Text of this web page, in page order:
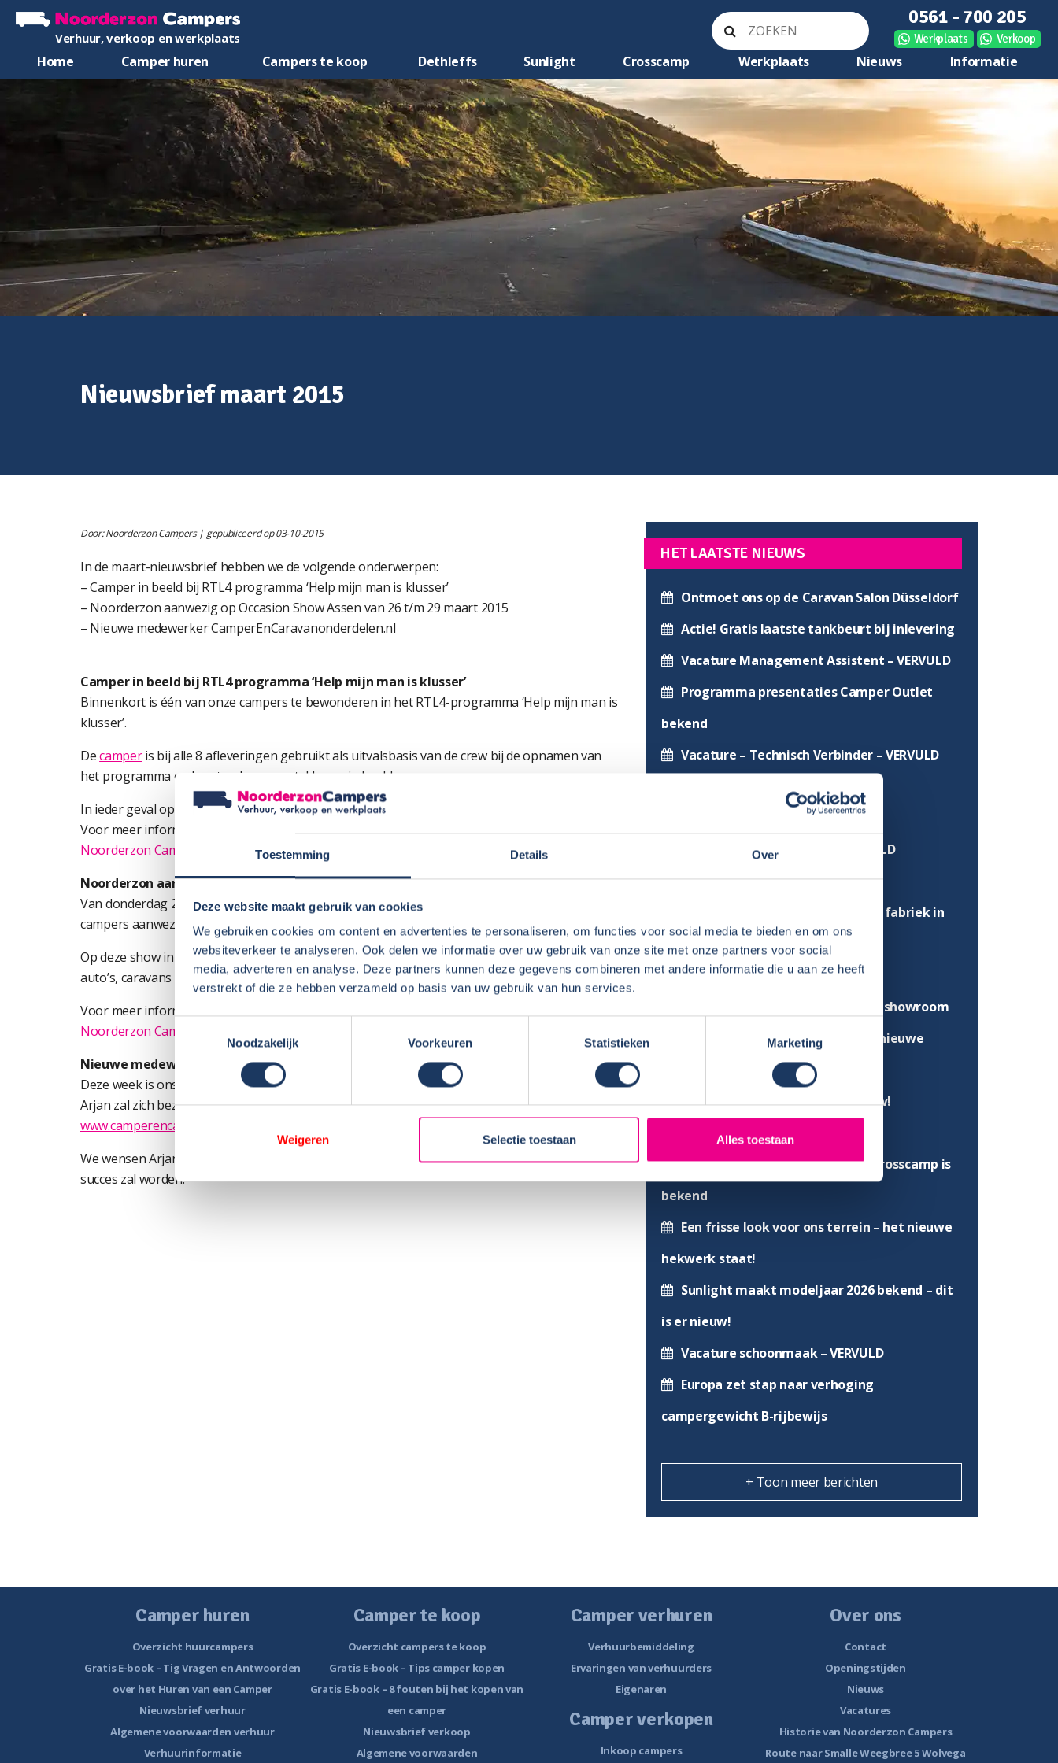
Toestemming Details Over
Deze website maakt gebruik van cookies
We gebruiken cookies om content en advertenties te personaliseren, om functies voor social media te bieden en om ons
websiteverkeer te analyseren. Ook delen we informatie over uw gebruik van onze site met onze partners voor social
media, adverteren en analyse. Deze partners kunnen deze gegevens combineren met andere informatie die u aan ze heeft
verstrekt of die ze hebben verzameld op basis van uw gebruik van hun services.
Noodzakelijk
Voorkeuren Statistieken Marketing
Weigeren Selectie toestaan Alles toestaan
Verhuur, verkoop en werkplaats
0561 - 700 205
Werkplaats Verkoop
Home Camper huren Campers te koop Dethleffs Sunlight Crosscamp Werkplaats Nieuws Informatie
Nieuwsbrief maart 2015
Door: Noorderzon Campers | gepubliceerd op 03-10-2015
In de maart-nieuwsbrief hebben we de volgende onderwerpen:
– Camper in beeld bij RTL4 programma ‘Help mijn man is klusser’
– Noorderzon aanwezig op Occasion Show Assen van 26 t/m 29 maart 2015
– Nieuwe medewerker CamperEnCaravanonderdelen.nl
Camper in beeld bij RTL4 programma ‘Help mijn man is klusser’
Binnenkort is één van onze campers te bewonderen in het RTL4-programma ‘Help mijn man is
klusser’.
Decamperis bij alle 8 afleveringen gebruikt als uitvalsbasis van de crew bij de opnamen van
het programma en komt ook een aantal keren in beeld.
In ieder geval op donderdag 12 maart om 20.30 uur bij RTL4.
Voor meer informatie:
Noorderzon Campers in Help mijn man is klusser
Noorderzon aanwezig op Occasion Show Assen
Van donderdag 26 maart t/m zondag 29 maart zal Noorderzon Campers met een aantal
campers aanwezig zijn op de Occasion Show in Assen.
Op deze show in de TT hall zullen bijna 30 auto-, caravan- en camperbedrijven meer dan 600
auto’s, caravans en campers aanbieden.
Voor meer informatie over openingstijden en adres, zie:
Noorderzon Campers op Occasion Show Assen
Nieuwe medewerker Webshop CamperEnCaravanonderdelen.nl
Deze week is ons team uitgebreid met Arjan Remmelts.
Arjan zal zich bezighouden met het verder ontwikkelen van onze webshop
www.camperencaravanonderdelen.nl
We wensen Arjan heel veel succes met deze klus en hopen dat onze samenwerking een groot
succes zal worden.
HET LAATSTE NIEUWS
Ontmoet ons op de Caravan Salon Düsseldorf
Actie! Gratis laatste tankbeurt bij inlevering
Vacature Management Assistent – VERVULD
Programma presentaties Camper Outlet
bekend
Vacature – Technisch Verbinder – VERVULD
Start van het nieuwe jaar
Feestdagensluiting 2025-2026
Vacature camperwasser – VERVULD
Vacature werkplaats – VERVULD
Ga mee naar de Sunlight/Capron fabriek in
Neustadt!
Sunlight Demodagen
Nog meer 2026 modellen in onze showroom
Profiteer van €1400 voordeel op nieuwe
Sunlight modellen
Voor in de agenda, onze huisshow!
Vernieuwing wasplaats
Modeljaar ’26 van Dethleffs en Crosscamp is
bekend
Een frisse look voor ons terrein – het nieuwe
hekwerk staat!
Sunlight maakt modeljaar 2026 bekend – dit
is er nieuw!
Vacature schoonmaak – VERVULD
Europa zet stap naar verhoging
campergewicht B-rijbewijs
+ Toon meer berichten
Camper huren
Overzicht huurcampers
Gratis E-book – Tig Vragen en Antwoorden
over het Huren van een Camper
Nieuwsbrief verhuur
Algemene voorwaarden verhuur
Verhuurinformatie
Camper te koop
Overzicht campers te koop
Gratis E-book – Tips camper kopen
Gratis E-book – 8 fouten bij het kopen van
een camper
Nieuwsbrief verkoop
Algemene voorwaarden
Camper verhuren
Verhuurbemiddeling
Ervaringen van verhuurders
Eigenaren
Camper verkopen
Inkoop campers
Over ons
Contact
Openingstijden
Nieuws
Vacatures
Historie van Noorderzon Campers
Route naar Smalle Weegbree 5 Wolvega